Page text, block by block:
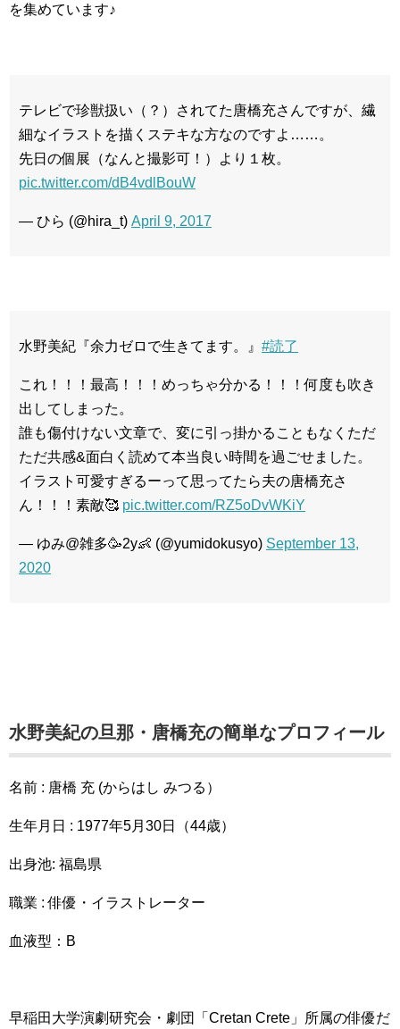
を集めています♪
テレビで珍獣扱い（？）されてた唐橋充さんですが、繊
細なイラストを描くステキな方なのですよ……。
先日の個展（なんと撮影可！）より１枚。
pic.twitter.com/dB4vdlBouW
— ひら (@hira_t) April 9, 2017
水野美紀『余力ゼロで生きてます。』 #読了
これ！！！最高！！！めっちゃ分かる！！！何度も吹き
出してしまった。
誰も傷付けない文章で、変に引っ掛かることもなくただ
ただ共感&面白く読めて本当良い時間を過ごせました。
イラスト可愛すぎるーって思ってたら夫の唐橋充さ
ん！！！素敵🥰 pic.twitter.com/RZ5oDvWKiY
— ゆみ@雑多🥳2y👶 (@yumidokusyo) September 13,
2020
水野美紀の旦那・唐橋充の簡単なプロフィール
名前 : 唐橋 充 (からはし みつる）
生年月日 : 1977年5月30日（44歳）
出身池: 福島県
職業 : 俳優・イラストレーター
血液型：B
早稲田大学演劇研究会・劇団「Cretan Crete」所属の俳優だ